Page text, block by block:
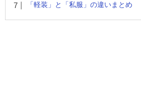
「軽装」と「私服」の違いまとめ